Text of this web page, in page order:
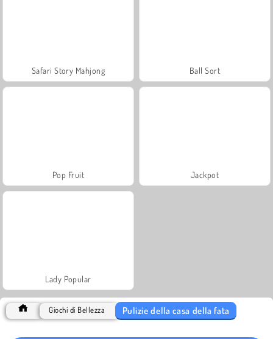
Safari Story Mahjong Ball Sort
Pop Fruit Jackpot
Lady Popular
Giochi di Bellezza Pulizie della casa della fata